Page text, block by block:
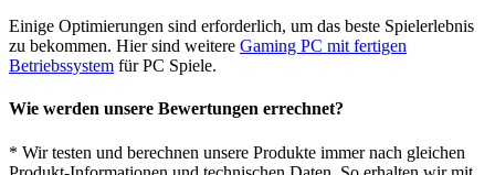
Einige Optimierungen sind erforderlich, um das beste Spielerlebnis
zu bekommen. Hier sind weitere Gaming PC mit fertigen
Betriebssystem für PC Spiele.
Wie werden unsere Bewertungen errechnet?
* Wir testen und berechnen unsere Produkte immer nach gleichen